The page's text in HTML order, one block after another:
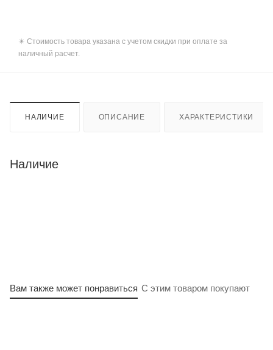
✴️ Стоимость товара указана с учетом скидки при оплате за
наличный расчет.
НАЛИЧИЕ ОПИСАНИЕ ХАРАКТЕРИСТИКИ
Наличие
Вам также может понравиться С этим товаром покупают